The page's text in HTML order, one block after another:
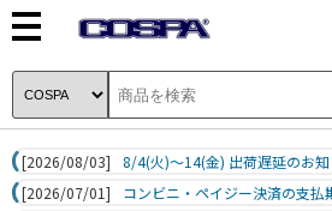
[2026/08/03]
8/4(火)～14(金) 出荷遅延のお
[2026/07/01]
コンビニ・ペイジー決済の支払